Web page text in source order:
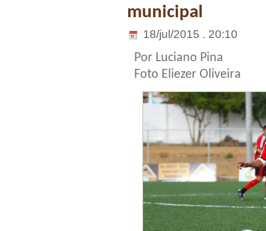
municipal
18/jul/2015 . 20:10
Por Luciano Pina
Foto Eliezer Oliveira